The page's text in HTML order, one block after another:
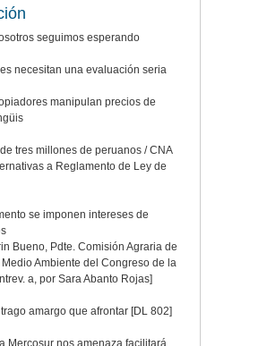
seguimos esperando
necesitan una evaluación seria
manipulan precios de
tres millones de peruanos / CNA
a Reglamento de Ley de
se imponen intereses de
Bueno, Pdte. Comisión Agraria de
Ambiente del Congreso de la
a, por Sara Abanto Rojas]
amargo que afrontar [DL 802]
Mercosur nos amenaza facilitará